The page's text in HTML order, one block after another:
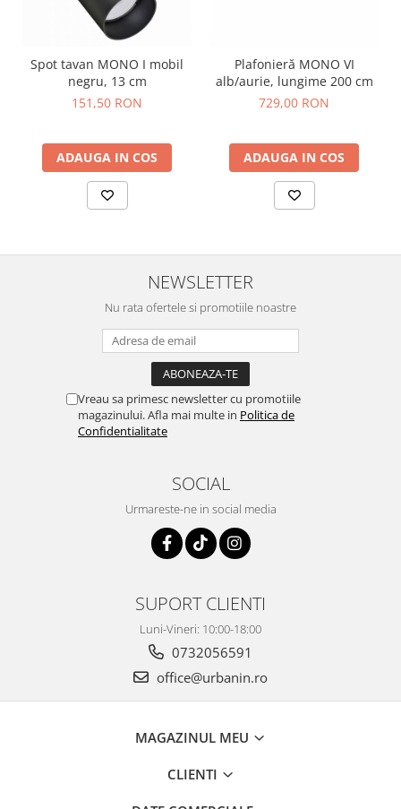
Spot tavan MONO I mobil
negru, 13 cm
151,50 RON
ADAUGA IN COS
Plafonieră MONO VI
alb/aurie, lungime 200 cm
729,00 RON
ADAUGA IN COS
NEWSLETTER
Nu rata ofertele si promotiile noastre
Vreau sa primesc newsletter cu promotiile
magazinului. Afla mai multe in Politica de
Confidentialitate
SOCIAL
Urmareste-ne in social media
SUPORT CLIENTI
Luni-Vineri: 10:00-18:00
0732056591
office@urbanin.ro
MAGAZINUL MEU
CLIENTI